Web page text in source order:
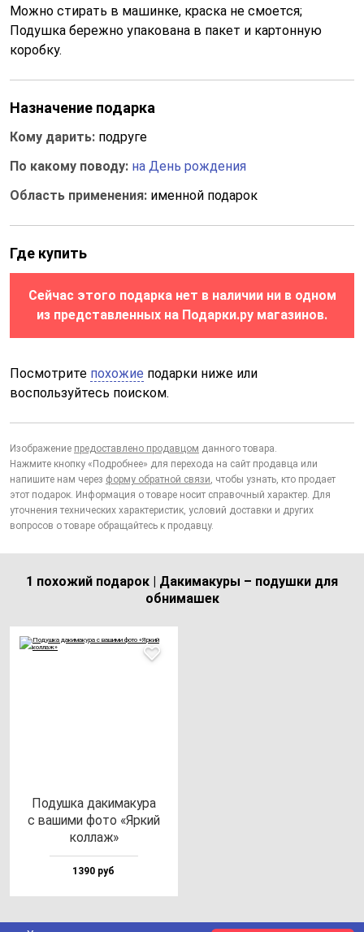
Можно стирать в машинке, краска не смоется;
Подушка бережно упакована в пакет и картонную
коробку.
Назначение подарка
Кому дарить: подруге
По какому поводу: на День рождения
Область применения: именной подарок
Где купить
Сейчас этого подарка нет в наличии ни в одном
из представленных на Подарки.ру магазинов.
Посмотрите похожие подарки ниже или
воспользуйтесь поиском.
Изображение предоставлено продавцом данного товара.
Нажмите кнопку «Подробнее» для перехода на сайт продавца или
напишите нам через форму обратной связи, чтобы узнать, кто продает
этот подарок. Информация о товаре носит справочный характер. Для
уточнения технических характеристик, условий доставки и других
вопросов о товаре обращайтесь к продавцу.
1 похожий подарок | Дакимакуры – подушки для
обнимашек
Подуш­ка да­ки­ма­ку­ра
с ва­ши­ми фо­то «Яркий
кол­лаж»
1390 руб